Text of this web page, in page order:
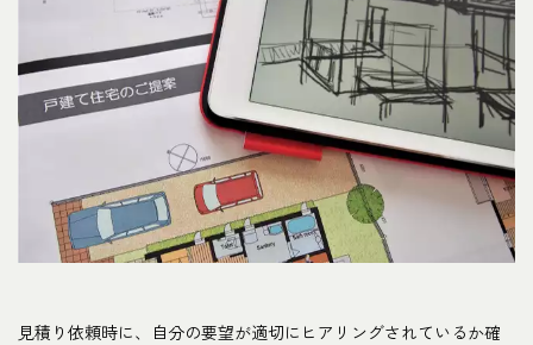
見積り依頼時に、自分の要望が適切にヒアリングされているか確